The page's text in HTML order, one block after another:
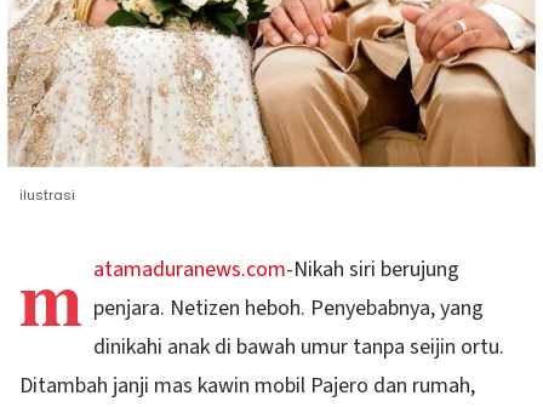
ilustrasi
m atamaduranews.com-Nikah siri berujung
penjara. Netizen heboh. Penyebabnya, yang
dinikahi anak di bawah umur tanpa seijin ortu.
Ditambah janji mas kawin mobil Pajero dan rumah,